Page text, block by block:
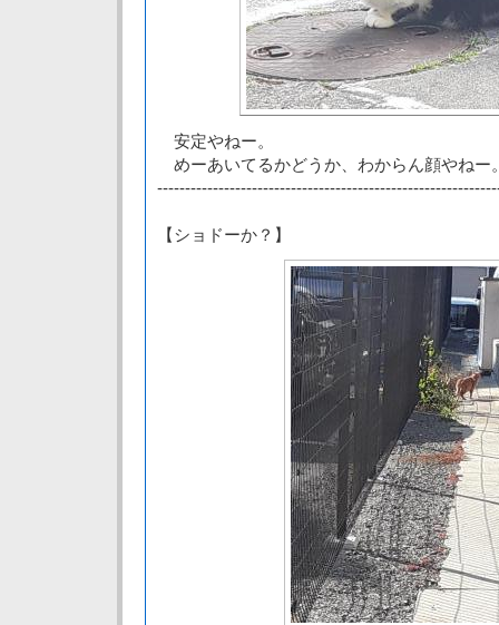
安定やねー。
めーあいてるかどうか、わからん顔やねー
【ショドーか？】